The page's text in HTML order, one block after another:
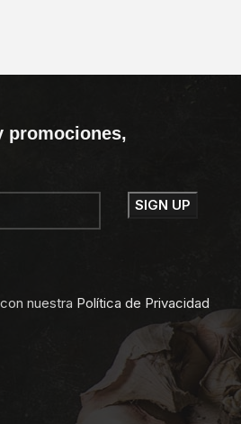
promociones,
nuestra Política de Privacidad